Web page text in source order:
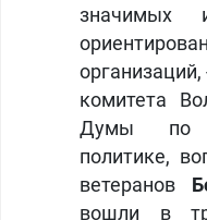
значимых
комитета
Думы по
политике,
ветеранов
вошли в